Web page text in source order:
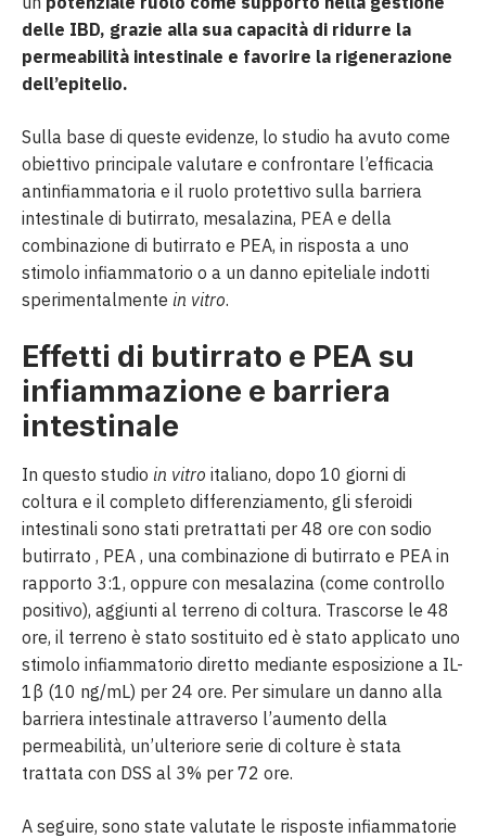
delle IBD, grazie alla sua capacità di ridurre la
permeabilità intestinale e favorire la rigenerazione
dell’epitelio.
Sulla base di queste evidenze, lo studio ha avuto come
obiettivo principale valutare e confrontare l’efficacia
antinfiammatoria e il ruolo protettivo sulla barriera
intestinale di butirrato, mesalazina, PEA e della
combinazione di butirrato e PEA, in risposta a uno
stimolo infiammatorio o a un danno epiteliale indotti
sperimentalmente in vitro.
Effetti di butirrato e PEA su
infiammazione e barriera
intestinale
In questo studio in vitro italiano, dopo 10 giorni di
coltura e il completo differenziamento, gli sferoidi
intestinali sono stati pretrattati per 48 ore con sodio
butirrato , PEA , una combinazione di butirrato e PEA in
rapporto 3:1, oppure con mesalazina (come controllo
positivo), aggiunti al terreno di coltura. Trascorse le 48
ore, il terreno è stato sostituito ed è stato applicato uno
stimolo infiammatorio diretto mediante esposizione a IL-
1β (10 ng/mL) per 24 ore. Per simulare un danno alla
barriera intestinale attraverso l’aumento della
permeabilità, un’ulteriore serie di colture è stata
trattata con DSS al 3% per 72 ore.
A seguire, sono state valutate le risposte infiammatorie